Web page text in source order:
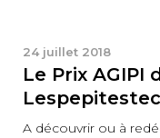
24 juillet 2018
Le Prix AGIPI
A découvrir ou à